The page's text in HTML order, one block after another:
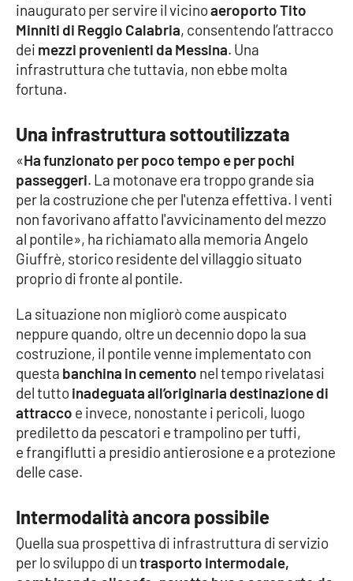
Società
Sport
Good Morning Vietnam
Parchi Marini Calabria
Leggendo Alvaro insieme
Imprese Di Calabria
Le perfidie di Antonella Grippo
Venti di comunicazione
STREAMING
LaC TV
LaC Network
LaC OnAir
inaugurato per servire il vicinoaeroporto Tito
Minniti di Reggio Calabria, consentendo l’attracco
dei mezzi provenienti da Messina. Una
infrastruttura che tuttavia, non ebbe molta
fortuna.
Una infrastruttura sottoutilizzata
«Ha funzionato per poco tempo e per pochi
passeggeri. La motonave era troppo grande sia
per la costruzione che per l'utenza effettiva. I venti
non favorivano affatto l'avvicinamento del mezzo
al pontile», ha richiamato alla memoria Angelo
Giuffrè, storico residente del villaggio situato
proprio di fronte al pontile.
La situazione non migliorò come auspicato
neppure quando, oltre un decennio dopo la sua
costruzione, il pontile venne implementato con
questa banchina in cemento nel tempo rivelatasi
del tuttoinadeguata all’originaria destinazione di
attracco e invece, nonostante i pericoli, luogo
prediletto da pescatori e trampolino per tuffi,
e frangiflutti a presidio antierosione e a protezione
delle case.
Intermodalità ancora possibile
Quella sua prospettiva di infrastruttura di servizio
per lo sviluppo di untrasporto intermodale,